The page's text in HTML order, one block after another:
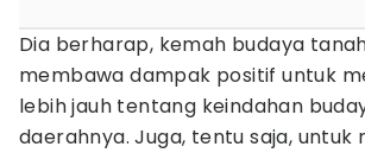
Dia berharap, kemah budaya
membawa dampak positif untuk
lebih jauh tentang keindahan
daerahnya. Juga, tentu saja, untuk